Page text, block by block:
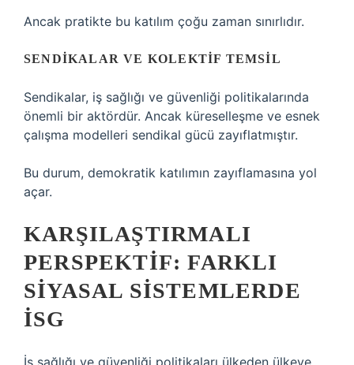
Ancak pratikte bu katılım çoğu zaman sınırlıdır.
SENDIKALAR VE KOLEKTIF TEMSIL
Sendikalar, iş sağlığı ve güvenliği politikalarında
önemli bir aktördür. Ancak küreselleşme ve esnek
çalışma modelleri sendikal gücü zayıflatmıştır.
Bu durum, demokratik katılımın zayıflamasına yol
açar.
KARŞILAŞTIRMALI
PERSPEKTIF: FARKLI
SIYASAL SISTEMLERDE
İSG
İş sağlığı ve güvenliği politikaları ülkeden ülkeye